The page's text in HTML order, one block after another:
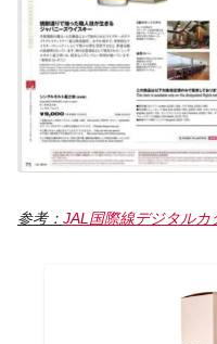
参考： JAL国際線デジタルカ